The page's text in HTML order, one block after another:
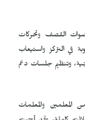
أصوات القصف وتحركات
في التركز واستيعاب
وتنظيم جلسات دعم
المعلمين والمعلمات